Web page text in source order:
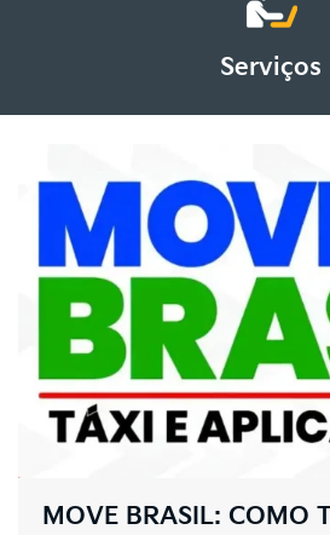
Serviços
MOVE BRASIL: COMO